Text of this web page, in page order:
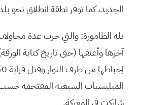
الجديد، كما توفر نطقة انطلاق نحو
تلة الطامورة: والتي جرت عدة
الميليشيات الشيعية المقتحمة
شاركت في المعركة.